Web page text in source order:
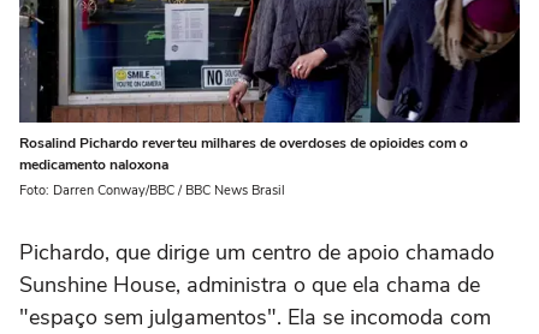
Rosalind Pichardo reverteu milhares de overdoses de opioides com o
medicamento naloxona
Foto: Darren Conway/BBC / BBC News Brasil
Pichardo, que dirige um centro de apoio chamado
Sunshine House, administra o que ela chama de
"espaço sem julgamentos". Ela se incomoda com